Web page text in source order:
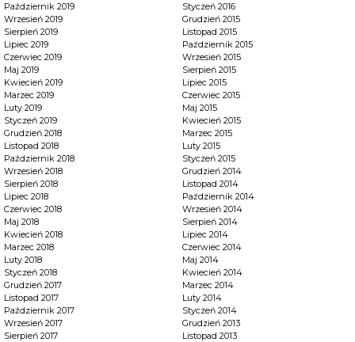
Październik 2019
Wrzesień 2019
Sierpień 2019
Lipiec 2019
Czerwiec 2019
Maj 2019
Kwiecień 2019
Marzec 2019
Luty 2019
Styczeń 2019
Grudzień 2018
Listopad 2018
Październik 2018
Wrzesień 2018
Sierpień 2018
Lipiec 2018
Czerwiec 2018
Maj 2018
Kwiecień 2018
Marzec 2018
Luty 2018
Styczeń 2018
Grudzień 2017
Listopad 2017
Październik 2017
Wrzesień 2017
Sierpień 2017
Styczeń 2016
Grudzień 2015
Listopad 2015
Październik 2015
Wrzesień 2015
Sierpień 2015
Lipiec 2015
Czerwiec 2015
Maj 2015
Kwiecień 2015
Marzec 2015
Luty 2015
Styczeń 2015
Grudzień 2014
Listopad 2014
Październik 2014
Wrzesień 2014
Sierpień 2014
Lipiec 2014
Czerwiec 2014
Maj 2014
Kwiecień 2014
Marzec 2014
Luty 2014
Styczeń 2014
Grudzień 2013
Listopad 2013